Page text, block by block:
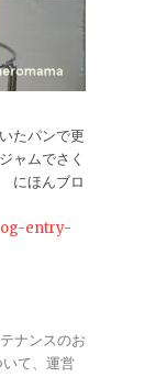
たパンで更
ャムでさく
にほんブロ
entry-
ナンスのお
て、運営